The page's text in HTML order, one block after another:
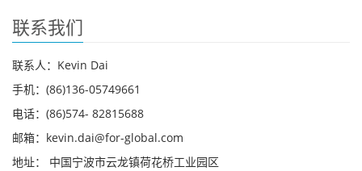
联系我们
联系人：Kevin Dai
手机：(86)136-05749661
电话：(86)574- 82815688
邮箱：kevin.dai@for-global.com
地址： 中国宁波市云龙镇荷花桥工业园区